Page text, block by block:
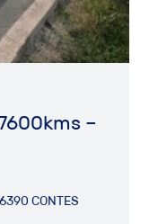
–
CONTES